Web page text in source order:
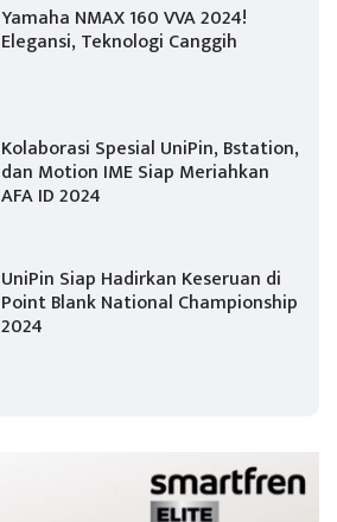
Yamaha NMAX 160 VVA 2024!
Elegansi, Teknologi Canggih
Kolaborasi Spesial UniPin, Bstation,
dan Motion IME Siap Meriahkan
AFA ID 2024
UniPin Siap Hadirkan Keseruan di
Point Blank National Championship
2024